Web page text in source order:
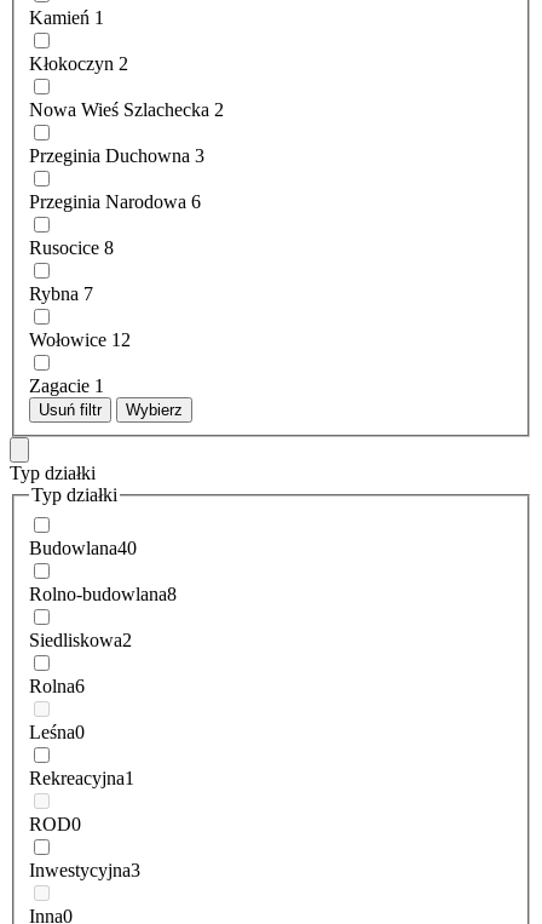
Kamień 1
Kłokoczyn 2
Nowa Wieś Szlachecka 2
Przeginia Duchowna 3
Przeginia Narodowa 6
Rusocice 8
Rybna 7
Wołowice 12
Zagacie 1
Usuń filtr Wybierz
Typ działki
Typ działki
Budowlana40
Rolno-budowlana8
Siedliskowa2
Rolna6
Leśna0
Rekreacyjna1
ROD0
Inwestycyjna3
Inna0